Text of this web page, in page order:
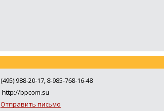
(495) 988-20-17, 8-985-768-16-48
http://bpcom.su
Отправить письмо